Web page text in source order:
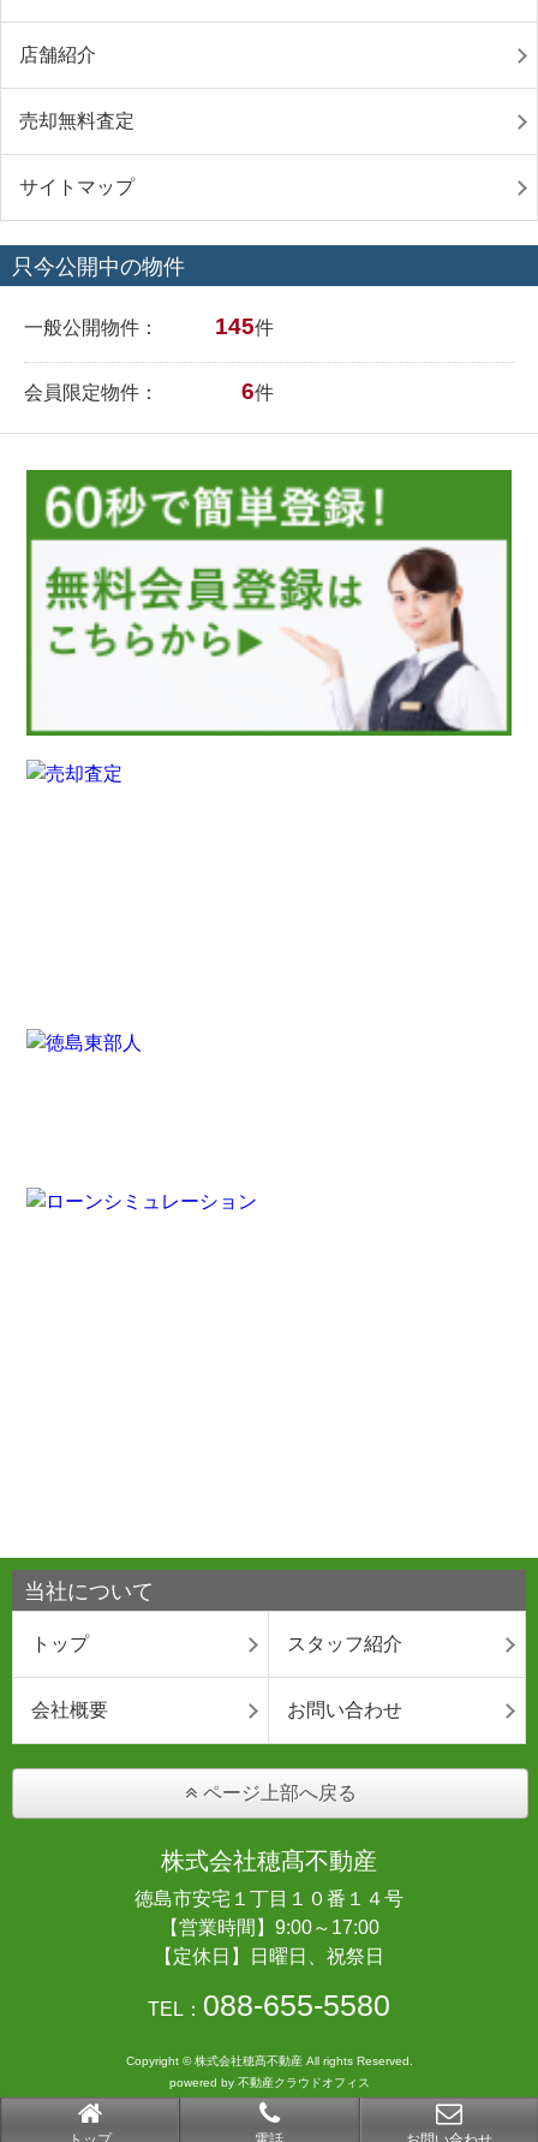
店舗紹介
売却無料査定
サイトマップ
只今公開中の物件
一般公開物件： 145件
会員限定物件： 6件
当社について
トップ スタッフ紹介
会社概要 お問い合わせ
ページ上部へ戻る
株式会社穂髙不動産
徳島市安宅１丁目１０番１４号
【営業時間】9:00～17:00
【定休日】日曜日、祝祭日
TEL： 088-655-5580
Copyright © 株式会社穂髙不動産 All rights Reserved.
powered by 不動産クラウドオフィス